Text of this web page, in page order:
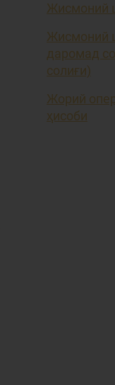
Жисмоний
Жисмоний
даромад
солиғи)
Жорий
ҳисоби